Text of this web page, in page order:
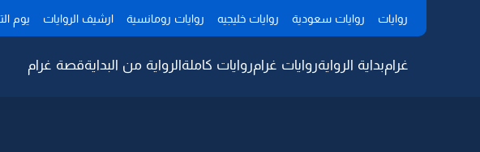
روايات روايات سعودية روايات خليجيه روايات رومانسية ارشيف الروايات يوم
غرامبداية الروايةروايات غرامروايات كاملةالرواية من البدايةقصة غرام